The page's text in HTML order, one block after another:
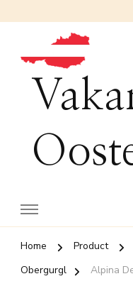
Home Product
Obergurgl
Alpina